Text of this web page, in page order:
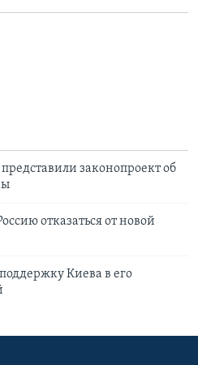
законопроект об
отказаться от новой
Киева в его